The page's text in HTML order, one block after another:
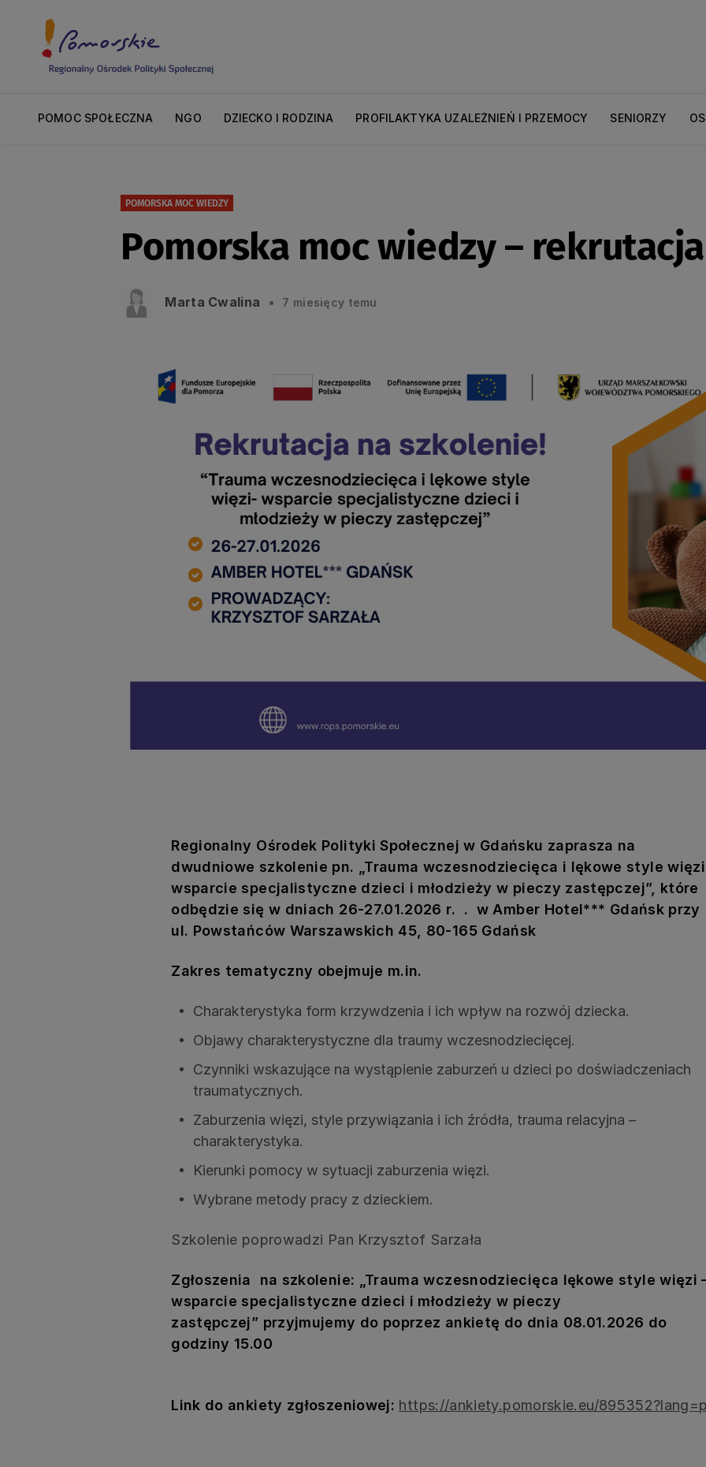
POMOC SPOŁECZNA NGO DZIECKO I RODZINA PROFILAKTYKA UZALEŻNIEŃ I PRZEMOCY SENIORZY
POMORSKA MOC WIEDZY
Pomorska moc wiedzy –
Marta Cwalina 7 miesięcy temu
Regionalny Ośrodek Polityki Społecznej w Gdańsku zaprasza na
dwudniowe szkolenie pn. „ Trauma wczesnodziecięca i lękowe style
wsparcie specjalistyczne dzieci i młodzieży w pieczy zastępczej”, które
odbędzie się w dniach 26-27.01.2026 r. . w Amber Hotel*** Gdańsk przy
ul. Powstańców Warszawskich 45, 80-165 Gdańsk
Zakres tematyczny obejmuje m.in.
Charakterystyka form krzywdzenia i ich wpływ na rozwój dziecka.
Objawy charakterystyczne dla traumy wczesnodziecięcej.
Czynniki wskazujące na wystąpienie zaburzeń u dzieci po doświadczeniach
traumatycznych.
Zaburzenia więzi, style przywiązania i ich źródła, trauma relacyjna –
charakterystyka.
Kierunki pomocy w sytuacji zaburzenia więzi.
Wybrane metody pracy z dzieckiem.
Szkolenie poprowadzi Pan Krzysztof Sarzała
Zgłoszenia na szkolenie: „Trauma wczesnodziecięca lękowe style więzi
wsparcie specjalistyczne dzieci i młodzieży w pieczy
zastępczej” przyjmujemy do poprzez ankietę do dnia 08.01.2026 do
godziny 15.00
Link do ankiety zgłoszeniowej: https://ankiety.pomorskie.eu/